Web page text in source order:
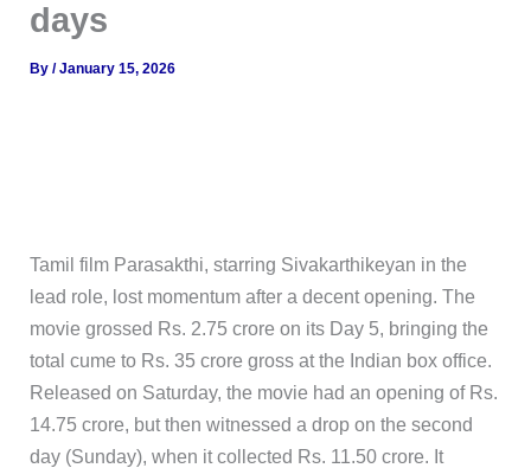
days
By/January 15, 2026
Tamil film Parasakthi, starring Sivakarthikeyan in the
lead role, lost momentum after a decent opening. The
movie grossed Rs. 2.75 crore on its Day 5, bringing the
total cume to Rs. 35 crore gross at the Indian box office.
Released on Saturday, the movie had an opening of Rs.
14.75 crore, but then witnessed a drop on the second
day (Sunday), when it collected Rs. 11.50 crore. It